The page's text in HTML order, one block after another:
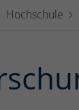
Hochschule